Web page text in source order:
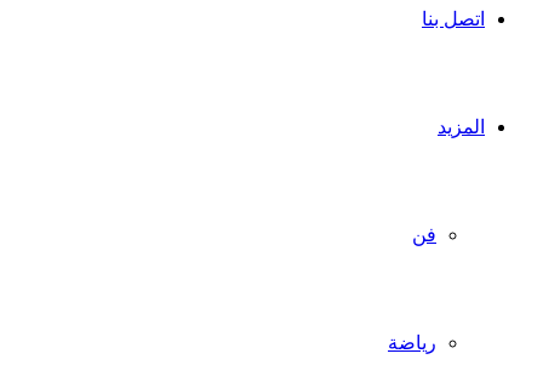
اتصل بنا
المزيد
فن
رياضة